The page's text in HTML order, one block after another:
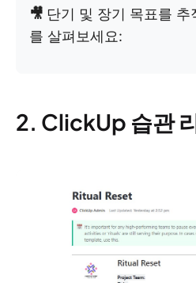
🎥 단기 및 장기 목표를
를 살펴보세요:
2. ClickUp 습관